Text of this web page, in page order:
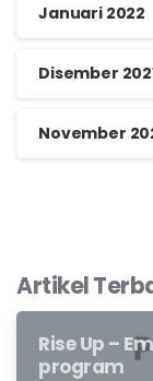
Januari 2022
Disember
November
Artikel
Rise Up –
program